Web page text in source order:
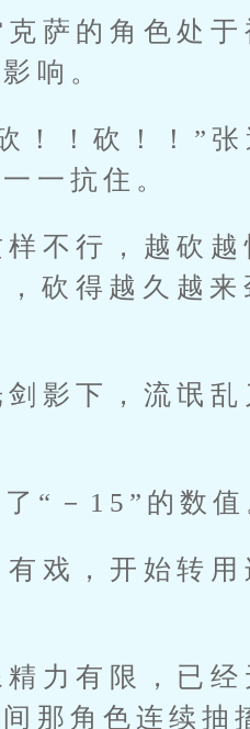
萨的角色处
响。
！！砍！！”
一抗住。
不行，越砍
砍得越久越
影下，流氓
“－15”的数值
戏，开始转
力有限，已
那角色连续抽